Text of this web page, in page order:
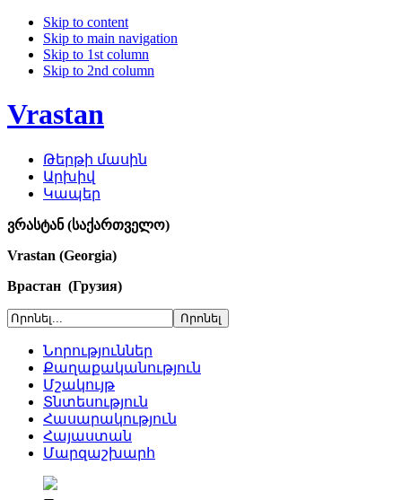
Skip to content
Skip to main navigation
Skip to 1st column
Skip to 2nd column
Vrastan
Թերթի մասին
Արխիվ
Կապեր
ვრასტან (საქართველო)
Vrastan (Georgia)
Врастан (Грузия)
Նորություններ
Քաղաքականություն
Մշակույթ
Տնտեսություն
Հասարակություն
Հայաստան
Մարզաշխարհ